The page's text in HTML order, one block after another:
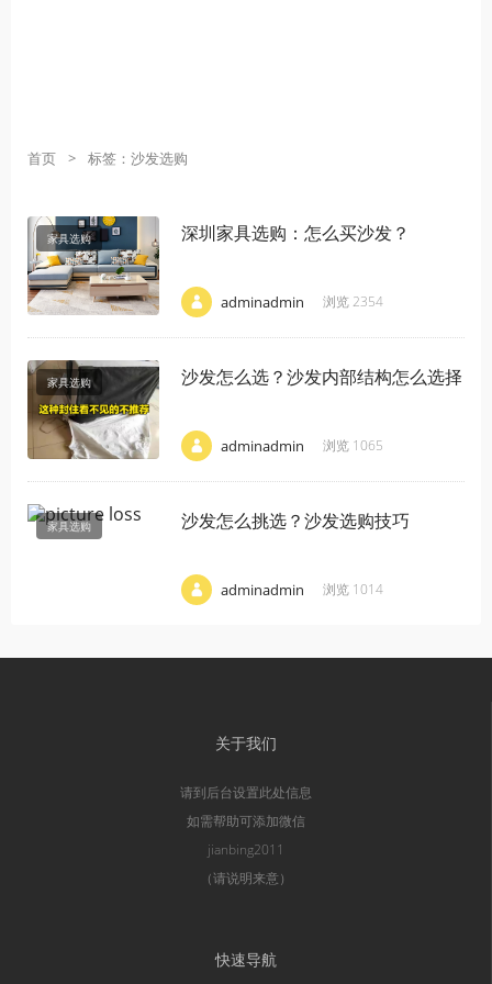
首页 > 标签：沙发选购
家具选购 深圳家具选购：怎么买沙发？
adminadmin 浏览 2354
家具选购 沙发怎么选？沙发内部结构怎么选择
adminadmin 浏览 1065
家具选购 沙发怎么挑选？沙发选购技巧
adminadmin 浏览 1014
关于我们
请到后台设置此处信息
如需帮助可添加微信
jianbing2011
（请说明来意）
快速导航